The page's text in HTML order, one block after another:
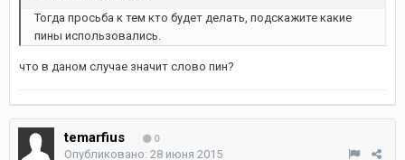
Тогда просьба к тем кто будет делать, подскажите какие
пины использовались.
что в даном случае значит слово пин?
temarfius 0
Опубликовано: 28 июня 2015